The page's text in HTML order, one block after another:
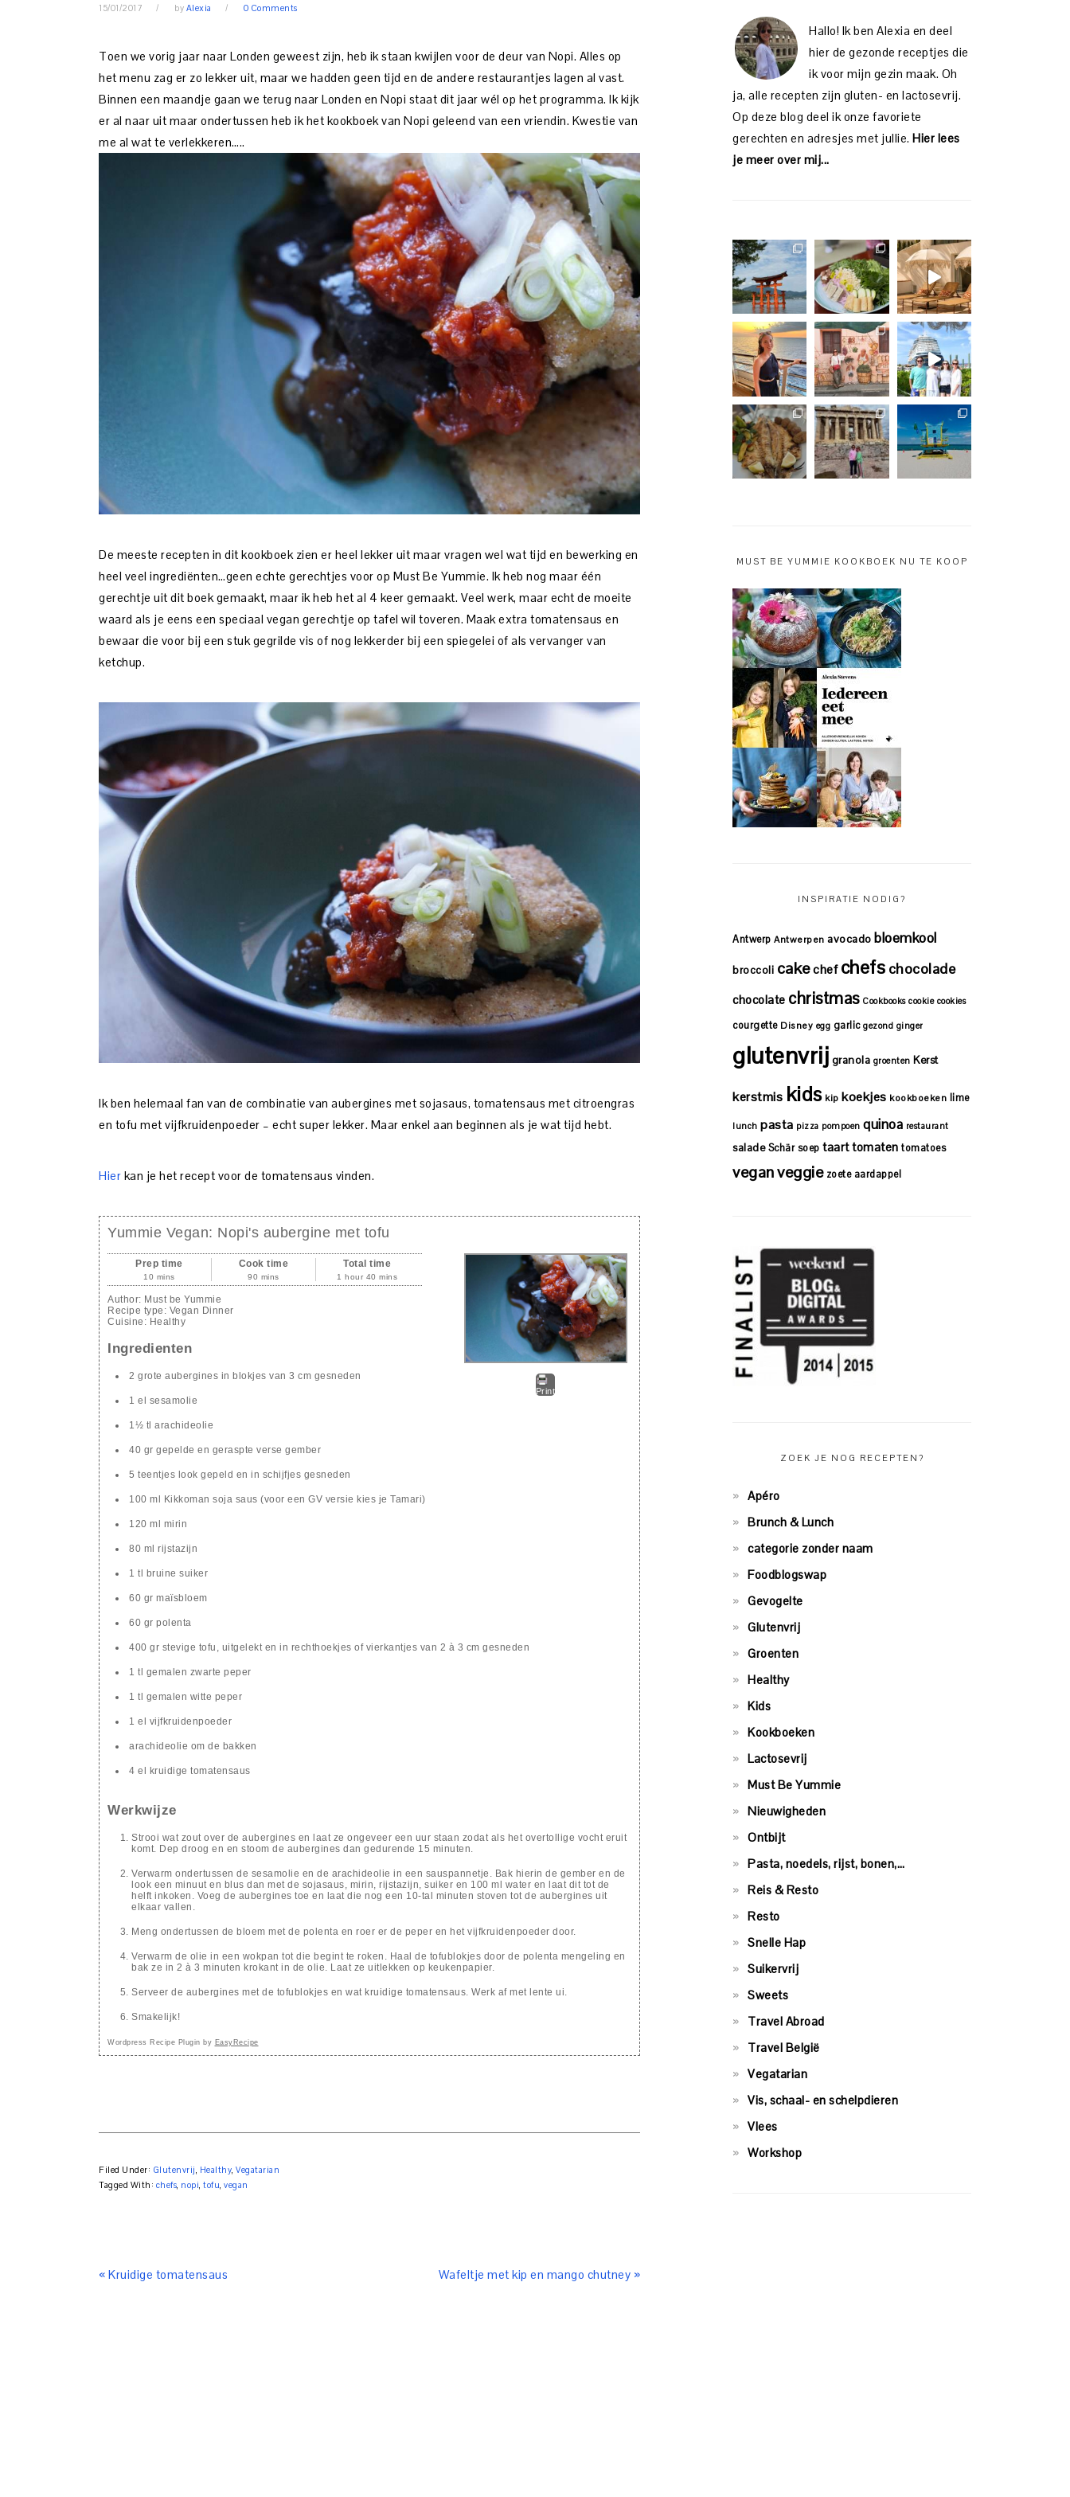
15/01/2017 by Alexia 0 Comments
Toen we vorig jaar naar Londen geweest zijn, heb ik staan kwijlen voor de deur van Nopi. Alles op
het menu zag er zo lekker uit, maar we hadden geen tijd en de andere restaurantjes lagen al vast.
Binnen een maandje gaan we terug naar Londen en Nopi staat dit jaar wél op het programma. Ik kijk
er al naar uit maar ondertussen heb ik het kookboek van Nopi geleend van een vriendin. Kwestie van
me al wat te verlekkeren…..
De meeste recepten in dit kookboek zien er heel lekker uit maar vragen wel wat tijd en bewerking en
heel veel ingrediënten…geen echte gerechtjes voor op Must Be Yummie. Ik heb nog maar één
gerechtje uit dit boek gemaakt, maar ik heb het al 4 keer gemaakt. Veel werk, maar echt de moeite
waard als je eens een speciaal vegan gerechtje op tafel wil toveren. Maak extra tomatensaus en
bewaar die voor bij een stuk gegrilde vis of nog lekkerder bij een spiegelei of als vervanger van
ketchup.
Ik ben helemaal fan van de combinatie van aubergines met sojasaus, tomatensaus met citroengras
en tofu met vijfkruidenpoeder – echt super lekker. Maar enkel aan beginnen als je wat tijd hebt.
Hier kan je het recept voor de tomatensaus vinden.
Yummie Vegan: Nopi's aubergine met tofu
Print
Prep time
10 mins
Cook time
90 mins
Total time
1 hour 40 mins
Author: Must be Yummie
Recipe type: Vegan Dinner
Cuisine: Healthy
Ingredienten
2 grote aubergines in blokjes van 3 cm gesneden
1 el sesamolie
1½ tl arachideolie
40 gr gepelde en geraspte verse gember
5 teentjes look gepeld en in schijfjes gesneden
100 ml Kikkoman soja saus (voor een GV versie kies je Tamari)
120 ml mirin
80 ml rijstazijn
1 tl bruine suiker
60 gr maïsbloem
60 gr polenta
400 gr stevige tofu, uitgelekt en in rechthoekjes of vierkantjes van 2 à 3 cm gesneden
1 tl gemalen zwarte peper
1 tl gemalen witte peper
1 el vijfkruidenpoeder
arachideolie om de bakken
4 el kruidige tomatensaus
Werkwijze
Strooi wat zout over de aubergines en laat ze ongeveer een uur staan zodat als het overtollige vocht eruit
komt. Dep droog en en stoom de aubergines dan gedurende 15 minuten.
Verwarm ondertussen de sesamolie en de arachideolie in een sauspannetje. Bak hierin de gember en de
look een minuut en blus dan met de sojasaus, mirin, rijstazijn, suiker en 100 ml water en laat dit tot de
helft inkoken. Voeg de aubergines toe en laat die nog een 10-tal minuten stoven tot de aubergines uit
elkaar vallen.
Meng ondertussen de bloem met de polenta en roer er de peper en het vijfkruidenpoeder door.
Verwarm de olie in een wokpan tot die begint te roken. Haal de tofublokjes door de polenta mengeling en
bak ze in 2 à 3 minuten krokant in de olie. Laat ze uitlekken op keukenpapier.
Serveer de aubergines met de tofublokjes en wat kruidige tomatensaus. Werk af met lente ui.
Smakelijk!
Wordpress Recipe Plugin by EasyRecipe
Filed Under: Glutenvrij, Healthy, Vegatarian
Tagged With: chefs, nopi, tofu, vegan
« Kruidige tomatensaus Wafeltje met kip en mango chutney »
Hallo! Ik ben Alexia en deel
hier de gezonde receptjes die
ik voor mijn gezin maak. Oh
ja, alle recepten zijn gluten- en lactosevrij.
Op deze blog deel ik onze favoriete
gerechten en adresjes met jullie. Hier lees
je meer over mij...
MUST BE YUMMIE KOOKBOEK NU TE KOOP
INSPIRATIE NODIG?
Antwerp Antwerpen avocado bloemkool
broccoli cakechef chefs chocolade
chocolate christmas Cookbooks cookie cookies
courgette Disney egg garlic gezond ginger
glutenvrij granola groenten Kerst
kerstmis kids kip koekjes kookboeken lime
lunch pasta pizza pompoen quinoa restaurant
salade Schär soep taarttomaten tomatoes
veganveggie zoete aardappel
ZOEK JE NOG RECEPTEN?
Apéro
Brunch & Lunch
categorie zonder naam
Foodblogswap
Gevogelte
Glutenvrij
Groenten
Healthy
Kids
Kookboeken
Lactosevrij
Must Be Yummie
Nieuwigheden
Ontbijt
Pasta, noedels, rijst, bonen,…
Reis & Resto
Resto
Snelle Hap
Suikervrij
Sweets
Travel Abroad
Travel België
Vegatarian
Vis, schaal- en schelpdieren
Vlees
Workshop